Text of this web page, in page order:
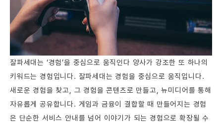
잘파세대는 ‘경험’을 중심으로 움직인다 양사가 강조한 또 하나의
키워드는 경험입니다. 잘파세대는 경험을 중심으로 움직입니다.
새로운 경험을 찾고, 그 경험을 콘텐츠로 만들고, 뉴미디어를 통해
자유롭게 공유합니다. 게임과 금융이 결합할 때 만들어지는 경험
은 단순한 서비스 안내를 넘어 이야기가 되는 경험으로 확장될 수